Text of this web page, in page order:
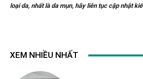
loại da, nhất là da mụn, hãy liên tục cập nhật
XEM NHIỀU NHẤT